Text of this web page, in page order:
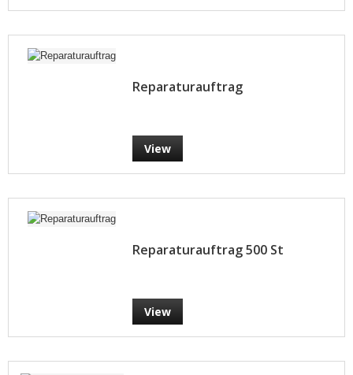
Reparaturauftrag
View
Reparaturauftrag 500 St
View